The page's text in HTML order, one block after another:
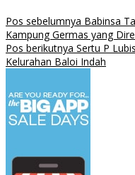
Pos sebelumnya Babinsa
Kampung Germas yang
Pos berikutnya Sertu P
Kelurahan Baloi Indah